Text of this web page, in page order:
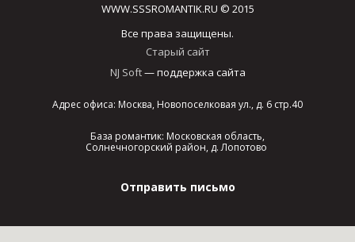
WWW.SSSROMANTIK.RU © 2015
Все права защищены.
Старый сайт
NJ Soft— поддержка сайта
Адрес офиса: Москва, Новопоселковая ул., д. 6 стр.40
База романтик: Московская область,
Солнечногорский район, д. Лопотово
Отправить письмо